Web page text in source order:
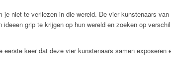
niet te verliezen in die wereld. De vier kunstenaars
grip te krijgen op hun wereld en zoeken op
keer dat deze vier kunstenaars samen exposeren